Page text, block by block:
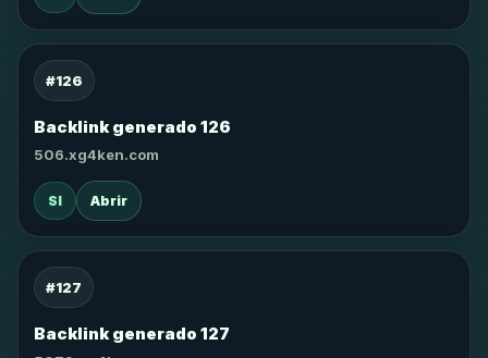
#126
Backlink generado 126
506.xg4ken.com
SI Abrir
#127
Backlink generado 127